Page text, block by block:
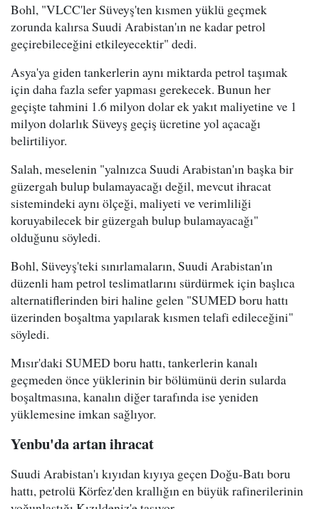
Bohl, "VLCC'ler Süveyş'ten kısmen yüklü geçmek
zorunda kalırsa Suudi Arabistan'ın ne kadar petrol
geçirebileceğini etkileyecektir" dedi.
Asya'ya giden tankerlerin aynı miktarda petrol taşımak
için daha fazla sefer yapması gerekecek. Bunun her
geçişte tahmini 1.6 milyon dolar ek yakıt maliyetine ve 1
milyon dolarlık Süveyş geçiş ücretine yol açacağı
belirtiliyor.
Salah, meselenin "yalnızca Suudi Arabistan'ın başka bir
güzergah bulup bulamayacağı değil, mevcut ihracat
sistemindeki aynı ölçeği, maliyeti ve verimliliği
koruyabilecek bir güzergah bulup bulamayacağı"
olduğunu söyledi.
Bohl, Süveyş'teki sınırlamaların, Suudi Arabistan'ın
düzenli ham petrol teslimatlarını sürdürmek için başlıca
alternatiflerinden biri haline gelen "SUMED boru hattı
üzerinden boşaltma yapılarak kısmen telafi edileceğini"
söyledi.
Mısır'daki SUMED boru hattı, tankerlerin kanalı
geçmeden önce yüklerinin bir bölümünü derin sularda
boşaltmasına, kanalın diğer tarafında ise yeniden
yüklemesine imkan sağlıyor.
Yenbu'da artan ihracat
Suudi Arabistan'ı kıyıdan kıyıya geçen Doğu-Batı boru
hattı, petrolü Körfez'den krallığın en büyük rafinerilerinin